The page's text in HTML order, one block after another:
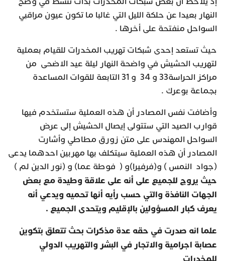
النهار بعيدا عن حلكة الليل التي غالبا ما تكون عيون مراقبي
السواحل منفتحة على أخرها .
حيث تستعد إحدى شبكات تهريب المخدرات للقيام بعملية
لتهريب الحشيش في واضحة النهار ليلة عيد الاضحى من
مراكز الحراسة33 و 34 و 31 التابعة للقوات المساعدة
بجماعة بوعرك .
وأضافت نفس المصادر أن هذه العملية ستستخدم فيها
قوارب الصيد التي ستتولى إيصال الحشيش إلى عرض
السواحل المهندس على متن زورق مطاطي وأشارت
المصادر أن هذه العملية سيتكلف بها مهربين احدهما يدعى
(جواد النمس ) و(فرفيرا)و ( فوطة عما) و (نور الدين لم )
حيث يروج للجميع على أنه على علاقة وطيدة مع بعض
الجهات النافذة والتي حسب رأيه أنها تحميه ويدعي أنه
يعرف كبار المسؤولين بالإقليم ويتحدى الجميع .
علما انه صدرت في حقه عدة مذكرات بحث تتعلق بتكوين
عصابة اجرامية والاتجار في البشر والتهريب الدولي
للمخدرات